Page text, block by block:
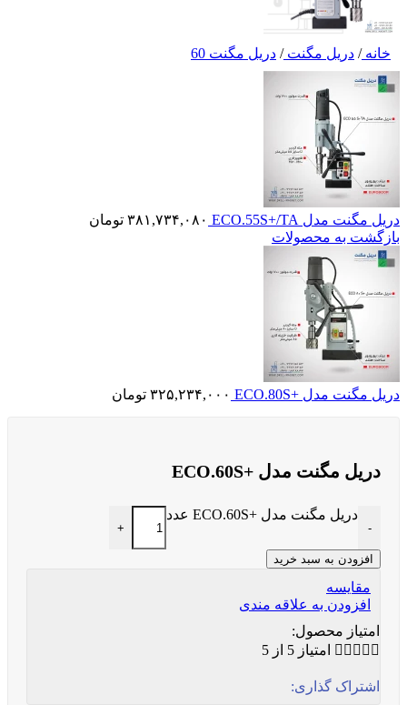
خانه/ دریل مگنت/ دریل مگنت 60
دریل مگنت مدل ECO.55S+/TA ۳۸۱,۷۳۴,۰۸۰ تومان
بازگشت به محصولات
دریل مگنت مدل +ECO.80S ۳۲۵,۲۳۴,۰۰۰ تومان
دریل مگنت مدل +ECO.60S
-
دریل مگنت مدل +ECO.60S عدد
+
افزودن به سبد خرید
مقایسه
افزودن به علاقه مندی
امتیاز محصول:
     امتیاز 5 از 5
اشتراک گذاری: